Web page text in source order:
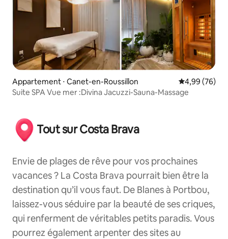
Appartement ⋅ Canet-en-Roussillon Évaluation
4,99 (76)
Suite SPA Vue mer :Divina Jacuzzi-Sauna-Massage
Tout sur Costa Brava
Envie de plages de rêve pour vos prochaines
vacances ? La Costa Brava pourrait bien être la
destination qu’il vous faut. De Blanes à Portbou,
laissez-vous séduire par la beauté de ses criques,
qui renferment de véritables petits paradis. Vous
pourrez également arpenter des sites au